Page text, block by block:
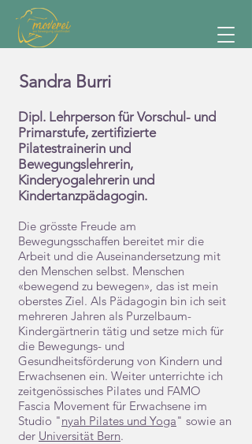
Sandra Burri
Dipl. Lehrperson für Vorschul- und
Primarstufe, zertifizierte
Pilatestrainerin und
Bewegungslehrerin,
Kinderyogalehrerin und
Kindertanzpädagogin.
Die grösste Freude am
Bewegungsschaffen bereitet mir die
Arbeit und die Auseinandersetzung mit
den Menschen selbst. Menschen
«bewegend zu bewegen», das ist mein
oberstes Ziel. Als Pädagogin bin ich seit
mehreren Jahren als Purzelbaum-
Kindergärtnerin tätig und setze mich für
die Bewegungs- und
Gesundheitsförderung von Kindern und
Erwachsenen ein. Weiter unterrichte ich
zeitgenössisches Pilates und FAMO
Fascia Movement für Erwachsene im
Studio "nyah Pilates und Yoga" sowie an
der Universität Bern.